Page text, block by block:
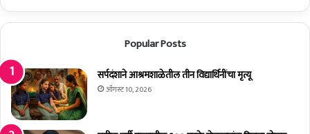
व
उ
द्या
रि
क्षा
बं
ता
भा
गी
य
शू
टिं
Popular Posts
सर्पदंशाने आश्रमशाळेतील तीन विद्यार्थिनींचा मृत्यू
ऑगस्ट 10, 2026